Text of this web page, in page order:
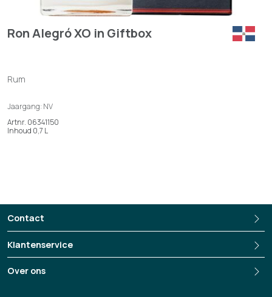
Ron Alegró XO in Giftbox
Rum
Jaargang: NV
Artnr. 06341150
Inhoud 0,7 L
Contact
Klantenservice
Over ons